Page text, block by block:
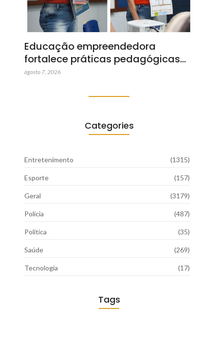
Educação empreendedora
fortalece práticas pedagógicas…
agosto 7, 2026
Categories
Entretenimento (1315)
Esporte (157)
Geral (3179)
Polícia (487)
Política (35)
Saúde (269)
Tecnologia (17)
Tags